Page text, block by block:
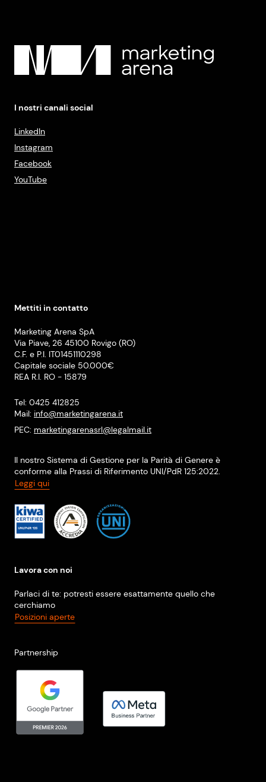
I nostri canali social
LinkedIn
Instagram
Facebook
YouTube
Mettiti in contatto
Marketing Arena SpA
Via Piave, 26 45100 Rovigo (RO)
C.F. e P.I. IT01451110298
Capitale sociale 50.000€
REA R.I. RO - 15879
Tel: 0425 412825
Mail: info@marketingarena.it
PEC: marketingarenasrl@legalmail.it
Il nostro Sistema di Gestione per la Parità di Genere è
conforme alla Prassi di Riferimento UNI/PdR 125:2022.
Leggi qui
Lavora con noi
Parlaci di te: potresti essere esattamente quello che
cerchiamo
Posizioni aperte
Partnership